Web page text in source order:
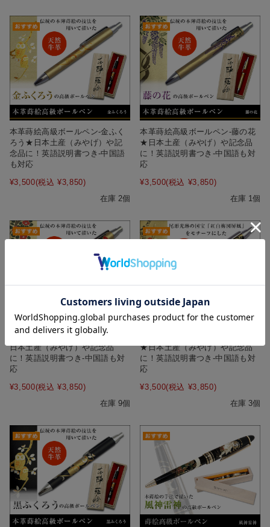
本革蒔絵高級ボールペン‐金ふく
ろう★日本土産（みやげ）や記
念品に！英語説明書つき-中国語
も対応
¥3,500(税込 ¥3,850)
在庫 2個
本革蒔絵高級ボールペン‐藤の花
★日本土産（みやげ）や記念品
に！英語説明書つき-中国語も対
応
¥3,500(税込 ¥3,850)
在庫 1個
本革蒔絵高級ボールペン‐金椿★
日本土産（みやげ）や記念品
に！英語説明書つき-中国語も対
応
¥3,500(税込 ¥3,850)
在庫 9個
★日本土産（みやげ）や記念品
に！英語説明書つき-中国語も対
応
¥3,500(税込 ¥3,850)
在庫 3個